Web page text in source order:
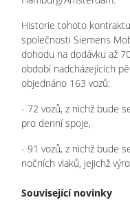
Historie tohoto
společnosti Siemens
dohodu na dodávku až
období nadcházejících
objednáno 163 vozů:
- 72 vozů, z nichž bude
pro denní spoje,
- 91 vozů, z nichž bude
nočních vlaků, jejichž
Související novinky